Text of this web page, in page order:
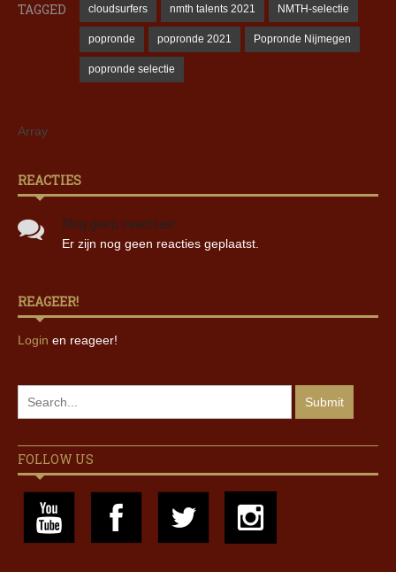
TAGGED cloudsurfers nmth talents 2021 NMTH-selectie
popronde popronde 2021 Popronde Nijmegen
popronde selectie
Array
REACTIES
Nog geen reacties!
Er zijn nog geen reacties geplaatst.
REAGEER!
Login en reageer!
FOLLOW US